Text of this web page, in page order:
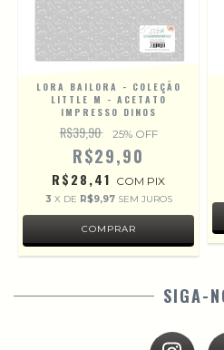
LORA BAILORA - COLEÇÃO
LITTLE M - ACETATO
IMPRESSO DINOS
R$39,90 25% OFF
R$29,90
R$28,41 COM PIX
3 X DE R$9,97 SEM JUROS
SIGA-